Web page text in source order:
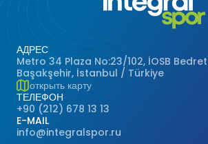
Бейсбольные Поля
Регби Поля
Бадминтонные Корты
АДРЕС
Metro 34 Plaza No:23/102, İOSB
Başakşehir, İstanbul / Türkiye
открыть карту
ТЕЛЕФОН
+90 (212) 678 13 13
E-MAIL
info@integralspor.ru